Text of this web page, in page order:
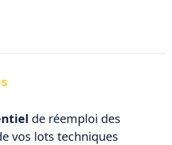
de réemploi des
vos lots techniques